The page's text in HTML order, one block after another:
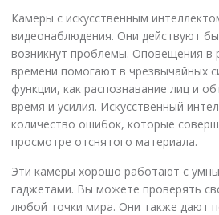
Камеры с искусственным
видеонаблюдения. Они действуют
возникнут проблемы. Оповещения в
времени помогают в чрезвычайных
функции, как распознавание лиц и
время и усилия. Искусственный
количество ошибок, которые
просмотре отснятого материала.
Эти камеры хорошо работают с
гаджетами. Вы можете проверять
любой точки мира. Они также дают